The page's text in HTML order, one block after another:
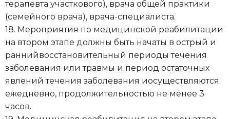
терапевта участкового), врача общей практики
(семейного врача), врача-специалиста.
18. Мероприятия по медицинской реабилитации
на втором этапе должны быть начаты в острый и
раннийвосстановительный периоды течения
заболевания или травмы и период остаточных
явлений течения заболевания иосуществляются
ежедневно, продолжительностью не менее 3
часов.